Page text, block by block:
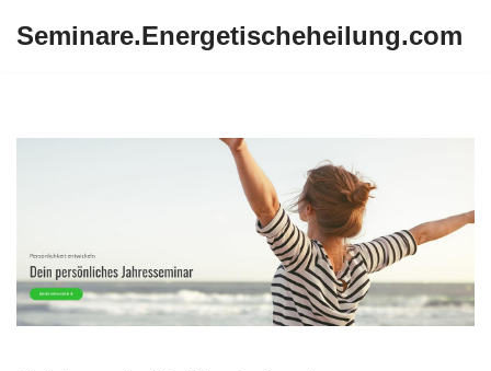
Seminare.Energetischeheilung.com